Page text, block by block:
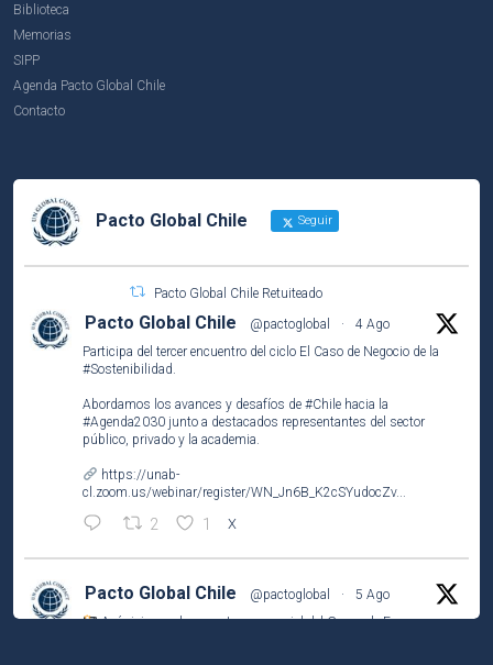
Biblioteca
Memorias
SIPP
Agenda Pacto Global Chile
Contacto
Pacto Global Chile Seguir
Pacto Global Chile Retuiteado
Pacto Global Chile @pactoglobal ·
4 Ago
Participa del tercer encuentro del ciclo El Caso de Negocio de la
#Sostenibilidad
Abordamos los avances y desafíos de #Chile hacia la
#Agenda2030 junto a destacados representantes del sector
público, privado y la academia.
https://unab-
cl.zoom.us/webinar/register/WN_Jn6B_K2cSYudocZv...
2 1 X
Pacto Global Chile @pactoglobal ·
5 Ago
Así vivimos el encuentro presencial del Grupo de Empresas